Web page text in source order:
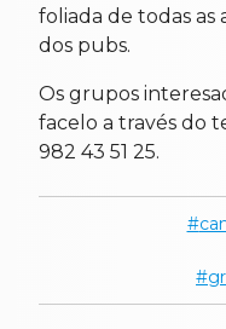
foliada de todas as
dos pubs.
Os grupos
facelo a través do
982 43 51 25.